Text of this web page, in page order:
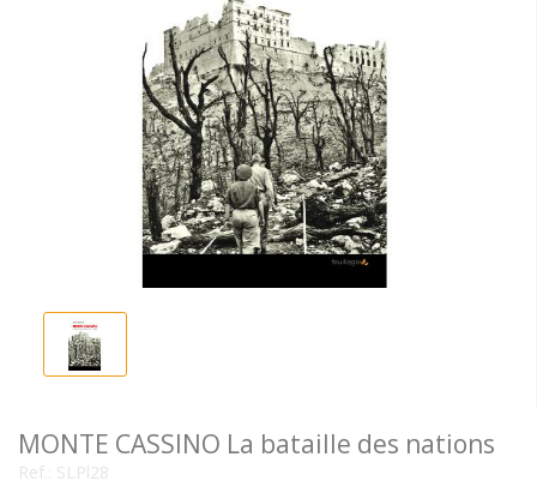
MONTE CASSINO La bataille des nations
Ref.: SLPl28